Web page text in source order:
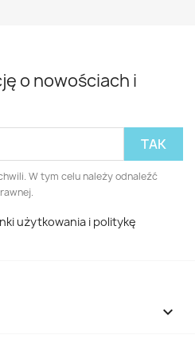
o nowościach i
W tym celu należy odnaleźć
użytkowania i politykę
